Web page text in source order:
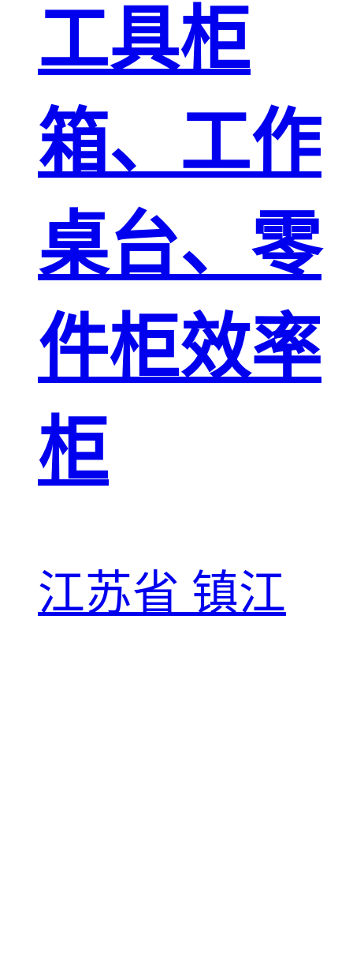
工具柜
箱、工作
桌台、零
件柜效率
柜
江苏省 镇江